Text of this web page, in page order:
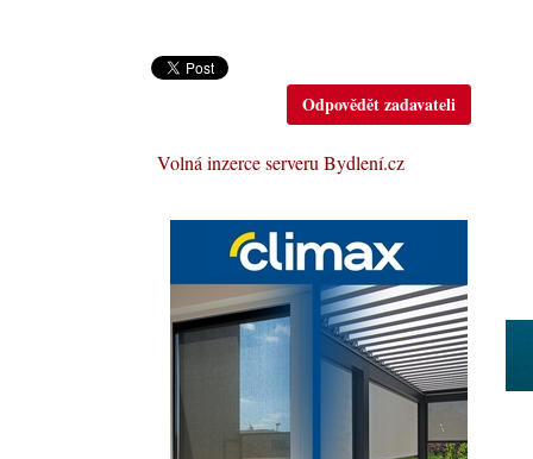
Odpovědět zadavateli
Volná inzerce serveru Bydlení.cz